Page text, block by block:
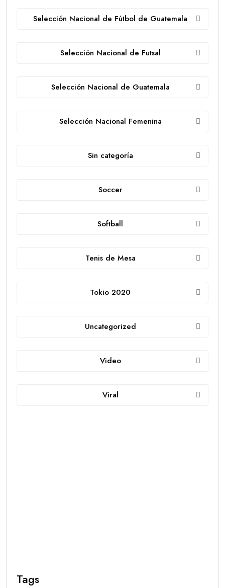
Selección Nacional de Fútbol de Guatemala
Selección Nacional de Futsal
Selección Nacional de Guatemala
Selección Nacional Femenina
Sin categoría
Soccer
Softball
Tenis de Mesa
Tokio 2020
Uncategorized
Video
Viral
Tags